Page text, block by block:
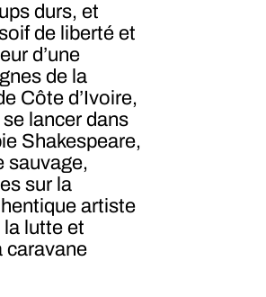
durs, et
de liberté et
d’une
de la
Côte d’Ivoire,
lancer dans
Shakespeare,
sauvage,
sur la
artiste
la lutte et
caravane